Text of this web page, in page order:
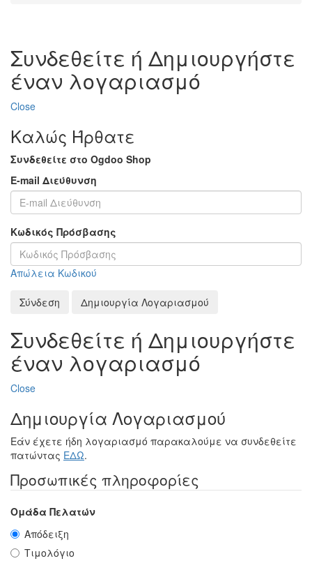
Συνδεθείτε ή Δημιουργήστε
έναν λογαριασμό
Close
Καλώς Ήρθατε
Συνδεθείτε στο Ogdoo Shop
E-mail Διεύθυνση
Κωδικός Πρόσβασης
Απώλεια Κωδικού
Σύνδεση Δημιουργία Λογαριασμού
Συνδεθείτε ή Δημιουργήστε
έναν λογαριασμό
Close
Δημιουργία Λογαριασμού
Εάν έχετε ήδη λογαριασμό παρακαλούμε να συνδεθείτε
πατώντας ΕΔΩ.
Προσωπικές πληροφορίες
Ομάδα Πελατών
Απόδειξη
Τιμολόγιο